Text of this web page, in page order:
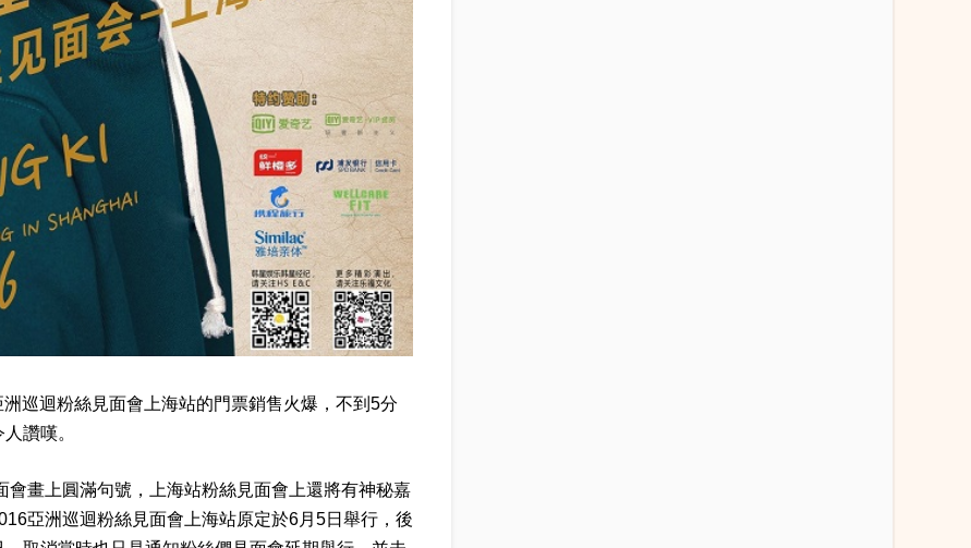
巡迴粉絲見面會上海站的門票銷售火爆，不到5分
讚嘆。
畫上圓滿句號，上海站粉絲見面會上還將有神秘嘉
亞洲巡迴粉絲見面會上海站原定於6月5日舉行，後